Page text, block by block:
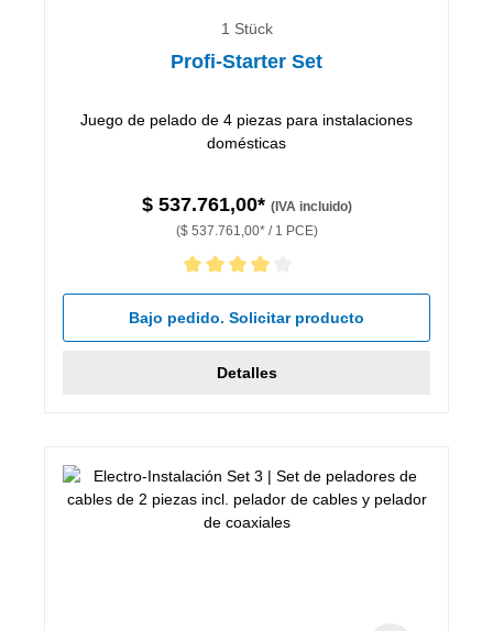
1 Stück
Profi-Starter Set
Juego de pelado de 4 piezas para instalaciones
domésticas
$ 537.761,00* (IVA incluido)
($ 537.761,00* / 1 PCE)
Calificación promedio de 4 de 5 estrellas
Bajo pedido. Solicitar producto
Detalles